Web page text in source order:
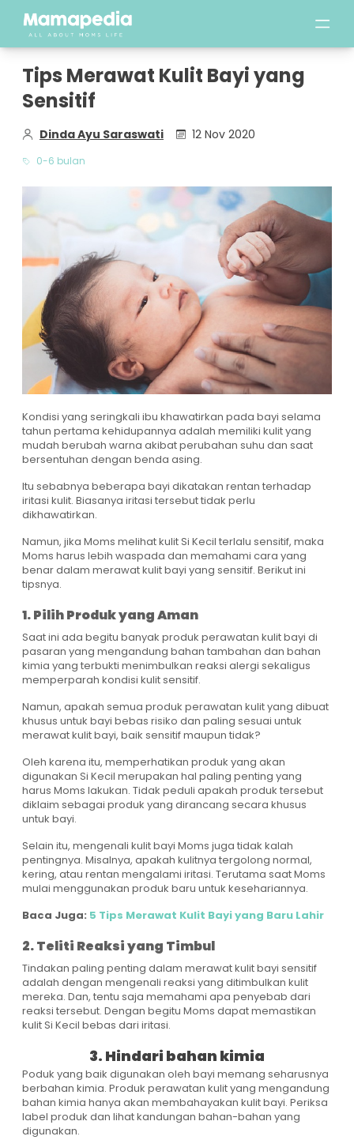
Tips Merawat Kulit Bayi yang
Sensitif
Dinda Ayu Saraswati 12 Nov 2020
0-6 bulan
Kondisi yang seringkali ibu khawatirkan pada bayi selama
tahun pertama kehidupannya adalah memiliki kulit yang
mudah berubah warna akibat perubahan suhu dan saat
bersentuhan dengan benda asing.
Itu sebabnya beberapa bayi dikatakan rentan terhadap
iritasi kulit. Biasanya iritasi tersebut tidak perlu
dikhawatirkan.
Namun, jika Moms melihat kulit Si Kecil terlalu sensitif, maka
Moms harus lebih waspada dan memahami cara yang
benar dalam merawat kulit bayi yang sensitif. Berikut ini
tipsnya.
1. Pilih Produk yang Aman
Saat ini ada begitu banyak produk perawatan kulit bayi di
pasaran yang mengandung bahan tambahan dan bahan
kimia yang terbukti menimbulkan reaksi alergi sekaligus
memperparah kondisi kulit sensitif.
Namun, apakah semua produk perawatan kulit yang dibuat
khusus untuk bayi bebas risiko dan paling sesuai untuk
merawat kulit bayi, baik sensitif maupun tidak?
Oleh karena itu, memperhatikan produk yang akan
digunakan Si Kecil merupakan hal paling penting yang
harus Moms lakukan. Tidak peduli apakah produk tersebut
diklaim sebagai produk yang dirancang secara khusus
untuk bayi.
Selain itu, mengenali kulit bayi Moms juga tidak kalah
pentingnya. Misalnya, apakah kulitnya tergolong normal,
kering, atau rentan mengalami iritasi. Terutama saat Moms
mulai menggunakan produk baru untuk kesehariannya.
Baca Juga: 5 Tips Merawat Kulit Bayi yang Baru Lahir
2. Teliti Reaksi yang Timbul
Tindakan paling penting dalam merawat kulit bayi sensitif
adalah dengan mengenali reaksi yang ditimbulkan kulit
mereka. Dan, tentu saja memahami apa penyebab dari
reaksi tersebut. Dengan begitu Moms dapat memastikan
kulit Si Kecil bebas dari iritasi.
3. Hindari bahan kimia
Poduk yang baik digunakan oleh bayi memang seharusnya
berbahan kimia. Produk perawatan kulit yang mengandung
bahan kimia hanya akan membahayakan kulit bayi. Periksa
label produk dan lihat kandungan bahan-bahan yang
digunakan.